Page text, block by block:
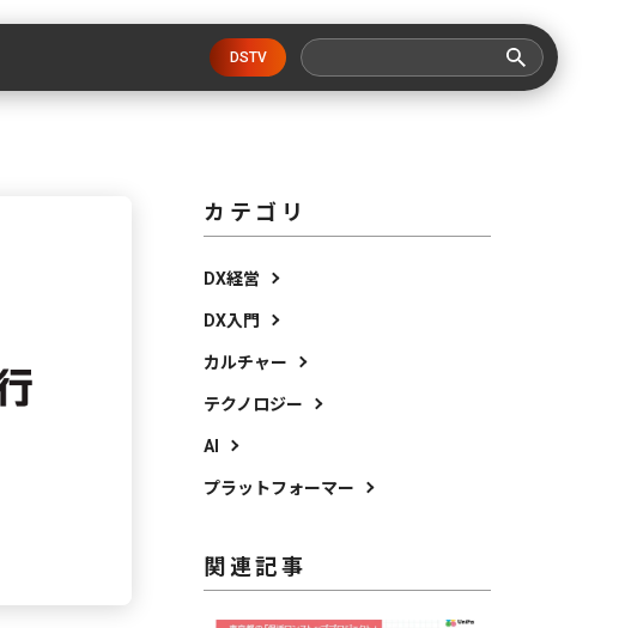
DSTV
カテゴリ
DX経営
DX入門
カルチャー
テクノロジー
AI
プラットフォーマー
関連記事